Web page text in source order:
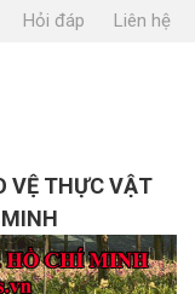
Hỏi đáp Liên hệ
VỆ THỰC VẬT